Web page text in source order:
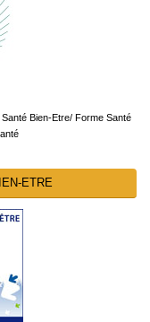
Bien-Etre/ Forme Santé
ETRE